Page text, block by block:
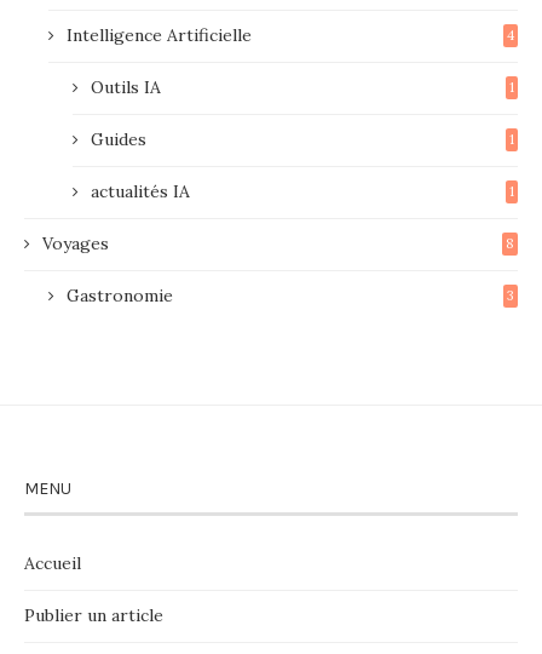
Intelligence Artificielle 4
Outils IA 1
Guides 1
actualités IA 1
Voyages 8
Gastronomie 3
MENU
Accueil
Publier un article